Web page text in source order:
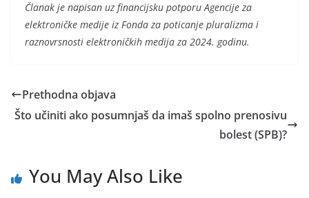
Članak je napisan uz financijsku potporu Agencije za
elektroničke medije iz Fonda za poticanje pluralizma i
raznovrsnosti elektroničkih medija za 2024. godinu.
Prethodna objava
Što učiniti ako posumnjaš da imaš spolno prenosivu
bolest (SPB)?
You May Also Like